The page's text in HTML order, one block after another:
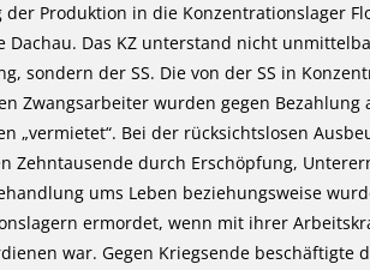
der Produktion in die Konzentrationslager
Dachau. Das KZ unterstand nicht
sondern der SS. Die von der SS in
Zwangsarbeiter wurden gegen Bezahlung
„vermietet“. Bei der rücksichtslosen
Zehntausende durch Erschöpfung,
ums Leben beziehungsweise
ermordet, wenn mit ihrer
war. Gegen Kriegsende beschäftigte